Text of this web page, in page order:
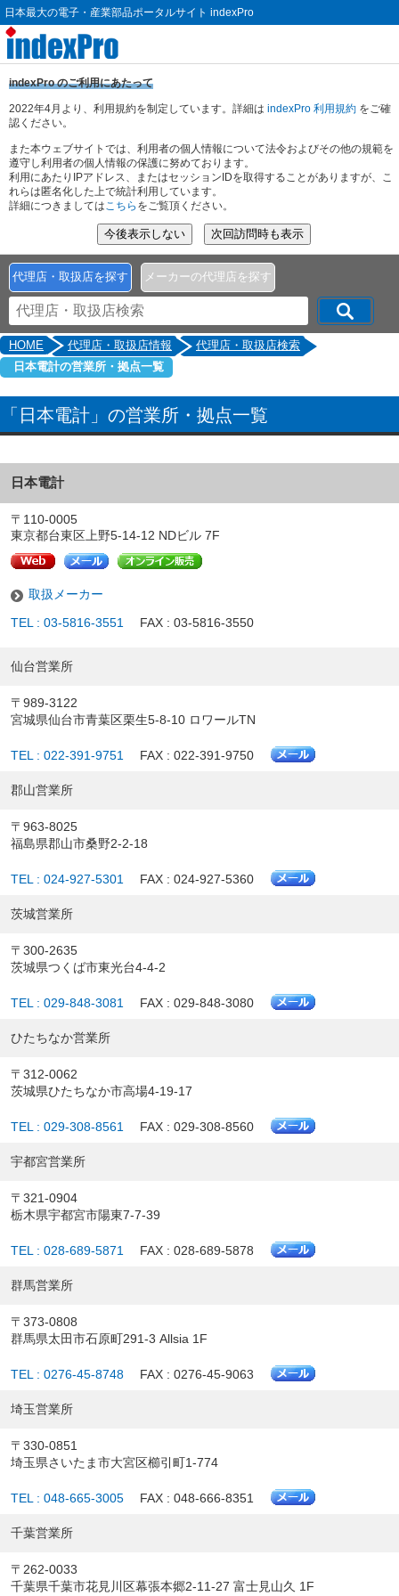
日本最大の電子・産業部品ポータルサイト indexPro
indexPro のご利用にあたって
2022年4月より、利用規約を制定しています。詳細は indexPro 利用規約 をご確
認ください。
また本ウェブサイトでは、利用者の個人情報について法令およびその他の規範を
遵守し利用者の個人情報の保護に努めております。
利用にあたりIPアドレス、またはセッションIDを取得することがありますが、こ
れらは匿名化した上で統計利用しています。
詳細につきましてはこちら をご覧頂ください。
代理店・取扱店を探す メーカーの代理店を探す
HOME 代理店・取扱店情報
代理店・取扱店検索
日本電計の営業所・拠点一覧
「日本電計」の営業所・拠点一覧
日本電計
〒110-0005
東京都台東区上野5-14-12 NDビル 7F
取扱メーカー
TEL : 03-5816-3551 FAX : 03-5816-3550
仙台営業所
〒989-3122
宮城県仙台市青葉区栗生5-8-10 ロワールTN
TEL : 022-391-9751 FAX : 022-391-9750
郡山営業所
〒963-8025
福島県郡山市桑野2-2-18
TEL : 024-927-5301 FAX : 024-927-5360
茨城営業所
〒300-2635
茨城県つくば市東光台4-4-2
TEL : 029-848-3081 FAX : 029-848-3080
ひたちなか営業所
〒312-0062
茨城県ひたちなか市高場4-19-17
TEL : 029-308-8561 FAX : 029-308-8560
宇都宮営業所
〒321-0904
栃木県宇都宮市陽東7-7-39
TEL : 028-689-5871 FAX : 028-689-5878
群馬営業所
〒373-0808
群馬県太田市石原町291-3 Allsia 1F
TEL : 0276-45-8748 FAX : 0276-45-9063
埼玉営業所
〒330-0851
埼玉県さいたま市大宮区櫛引町1-774
TEL : 048-665-3005 FAX : 048-666-8351
千葉営業所
〒262-0033
千葉県千葉市花見川区幕張本郷2-11-27 富士見山久 1F